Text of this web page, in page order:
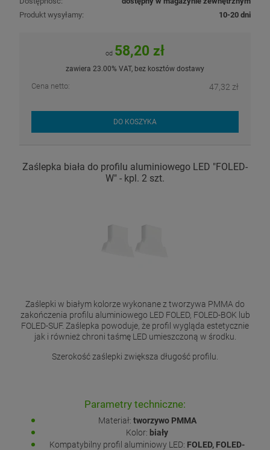
Produkt wysyłamy:
10-20 dni
od 58,20 zł
zawiera 23.00% VAT, bez kosztów dostawy
Cena netto: 47,32 zł
DO KOSZYKA
Zaślepka biała do profilu aluminiowego LED "FOLED-
W" - kpl. 2 szt.
Zaślepki w białym kolorze wykonane z tworzywa PMMA do
zakończenia profilu aluminiowego LED FOLED, FOLED-BOK lub
FOLED-SUF. Zaślepka powoduje, że profil wygląda estetycznie
jak i również chroni taśmę LED umieszczoną w środku.
Szerokość zaślepki zwiększa długość profilu.
Parametry techniczne:
Materiał: tworzywo PMMA
Kolor: biały
Kompatybilny profil aluminiowy LED: FOLED, FOLED-